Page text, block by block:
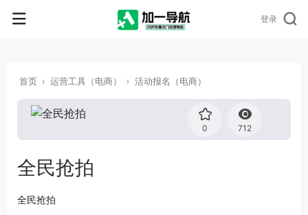
登录
首页 运营工具（电商） 活动报名（电商）
0 712
全民抢拍
全民抢拍